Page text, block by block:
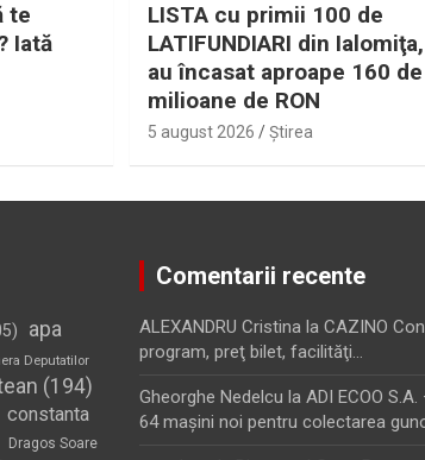
te
Iată
LISTA cu primii 100 de
LATIFUNDIARI din
au încasat aproape 160 de
milioane de RON
5 august 2026 Ştirea
apa
Deputatilor
(194)
constanta
Dragos Soare
Comentarii recente
ALEXANDRU Cristina la CAZINO
program, preţ bilet, facilităţi…
Gheorghe Nedelcu la ADI ECOO S.A.
64 maşini noi pentru colectarea